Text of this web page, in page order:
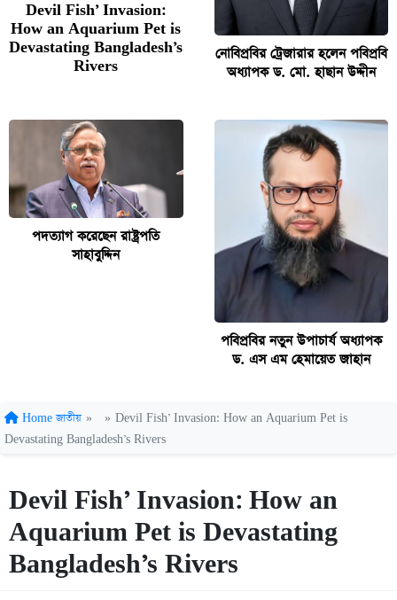
Devil Fish’ Invasion:
How an Aquarium Pet is
Devastating Bangladesh’s
Rivers
নোবিপ্রবির ট্রেজারার হলেন পবিপ্রবি
অধ্যাপক ড. মো. হাছান উদ্দীন
পদত্যাগ করেছেন রাষ্ট্রপতি
সাহাবুদ্দিন
পবিপ্রবির নতুন উপাচার্য অধ্যাপক
ড. এস এম হেমায়েত জাহান
Home জাতীয় » » Devil Fish’ Invasion: How an Aquarium Pet is
Devastating Bangladesh’s Rivers
Devil Fish’ Invasion: How an
Aquarium Pet is Devastating
Bangladesh’s Rivers